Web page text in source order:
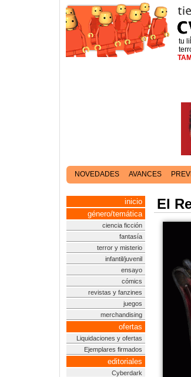
tu
NOVEDADES AVANCES
inicio
género/temática
ciencia ficción
fantasía
terror y misterio
infantil/juvenil
ensayo
cómics
revistas y fanzines
juegos
merchandising
ofertas
Liquidaciones y ofertas
Ejemplares firmados
editoriales
Cyberdark
El